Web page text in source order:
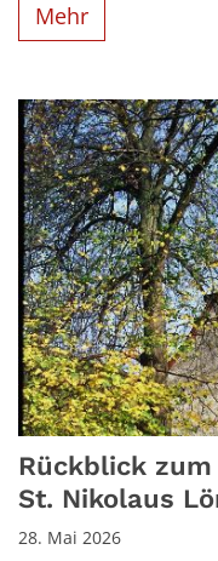
Mehr
Rückblick
St. Nikolaus
28. Mai 2026